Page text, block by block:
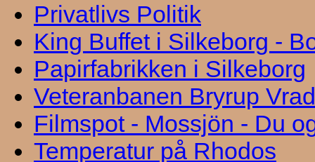
Privatlivs Politik
King Buffet i Silkeborg -
Papirfabrikken i Silkeborg
Veteranbanen Bryrup
Filmspot - Mossjön - Du
Temperatur på Rhodos